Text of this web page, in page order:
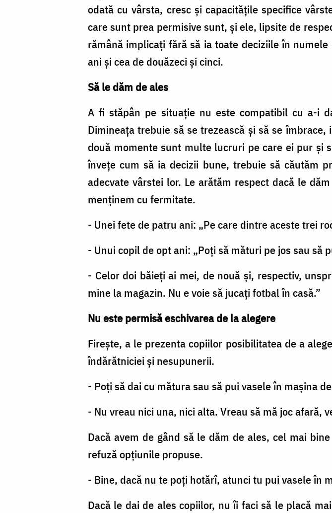
odată cu vârsta, cresc și capacitățile specifice
care sunt prea permisive sunt, și ele, lipsite de
rămână implicați fără să ia toate deciziile în
ani și cea de douăzeci și cinci.
Să le dăm de ales
A fi stăpân pe situație nu este compatibil cu a-i
Dimineața trebuie să se trezească și să se
două momente sunt multe lucruri pe care ei pur și
învețe cum să ia decizii bune, trebuie să căutăm
adecvate vârstei lor. Le arătăm respect dacă le
menținem cu fermitate.
- Unei fete de patru ani: „Pe care dintre aceste trei
- Unui copil de opt ani: „Poți să mături pe jos sau să
- Celor doi băieți ai mei, de nouă și, respectiv,
mine la magazin. Nu e voie să jucați fotbal în casă.”
Nu este permisă eschivarea de la alegere
Firește, a le prezenta copiilor posibilitatea de a
îndărătniciei și nesupunerii.
- Poți să dai cu mătura sau să pui vasele în mașina
- Nu vreau nici una, nici alta. Vreau să mă joc afară,
Dacă avem de gând să le dăm de ales, cel mai
refuză opțiunile propuse.
- Bine, dacă nu te poți hotărî, atunci tu pui vasele în
Dacă le dai de ales copiilor, nu îi faci să le placă